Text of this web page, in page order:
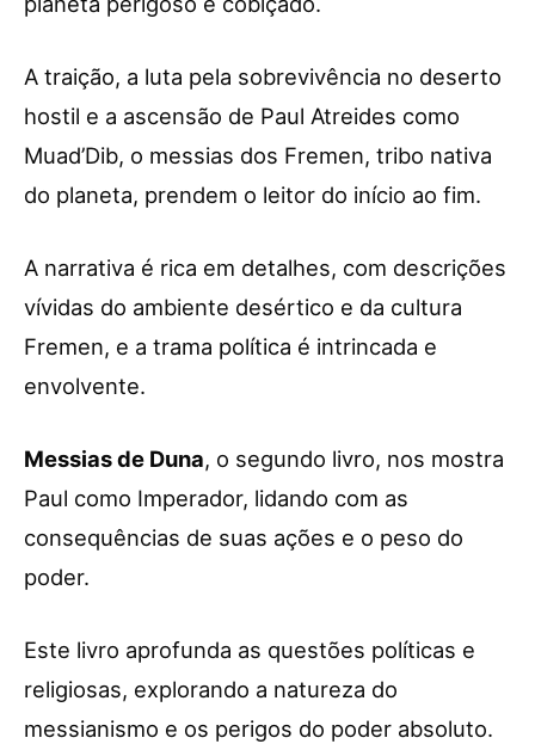
A traição, a luta pela sobrevivência no deserto
hostil e a ascensão de Paul Atreides como
Muad’Dib, o messias dos Fremen, tribo nativa
do planeta, prendem o leitor do início ao fim.
A narrativa é rica em detalhes, com descrições
vívidas do ambiente desértico e da cultura
Fremen, e a trama política é intrincada e
envolvente.
Messias de Duna, o segundo livro, nos mostra
Paul como Imperador, lidando com as
consequências de suas ações e o peso do
poder.
Este livro aprofunda as questões políticas e
religiosas, explorando a natureza do
messianismo e os perigos do poder absoluto.